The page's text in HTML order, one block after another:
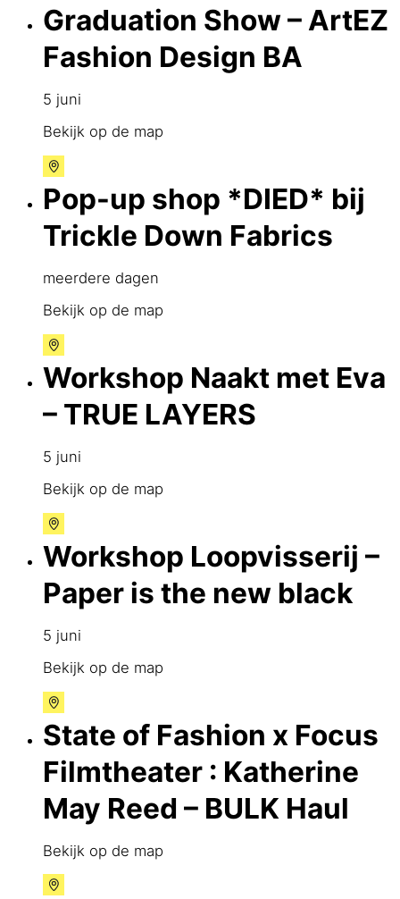
Graduation Show – ArtEZ
Fashion Design BA
5 juni
Bekijk op de map
Pop-up shop *DIED* bij
Trickle Down Fabrics
meerdere dagen
Bekijk op de map
Workshop Naakt met Eva
– TRUE LAYERS
5 juni
Bekijk op de map
Workshop Loopvisserij –
Paper is the new black
5 juni
Bekijk op de map
State of Fashion x Focus
Filmtheater : Katherine
May Reed – BULK Haul
Bekijk op de map